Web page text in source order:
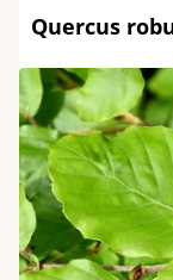
Quercus